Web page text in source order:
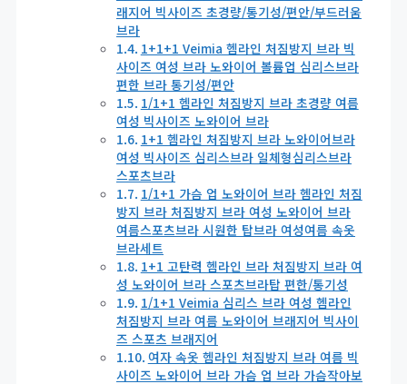
래지어 빅사이즈 초경량/통기성/편안/부드러움
브라
1+1+1 Veimia 헴라인 처짐방지 브라 빅
사이즈 여성 브라 노와이어 볼륨업 심리스브라
편한 브라 통기성/편안
1/1+1 헴라인 처짐방지 브라 초경량 여름
여성 빅사이즈 노와이어 브라
1+1 헴라인 처짐방지 브라 노와이어브라
여성 빅사이즈 심리스브라 일체형심리스브라
스포츠브라
1/1+1 가슴 업 노와이어 브라 헴라인 처짐
방지 브라 처짐방지 브라 여성 노와이어 브라
여름스포츠브라 시원한 탑브라 여성여름 속옷
브라세트
1+1 고탄력 헴라인 브라 처짐방지 브라 여
성 노와이어 브라 스포츠브라탑 편한/통기성
1/1+1 Veimia 심리스 브라 여성 헴라인
처짐방지 브라 여름 노와이어 브래지어 빅사이
즈 스포츠 브래지어
여자 속옷 헴라인 처짐방지 브라 여름 빅
사이즈 노와이어 브라 가슴 업 브라 가슴작아보